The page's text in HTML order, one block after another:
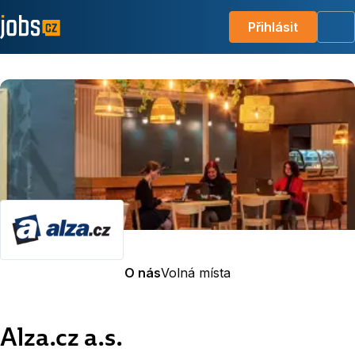
Přihlásit
O násVolná místa
Alza.cz a.s.